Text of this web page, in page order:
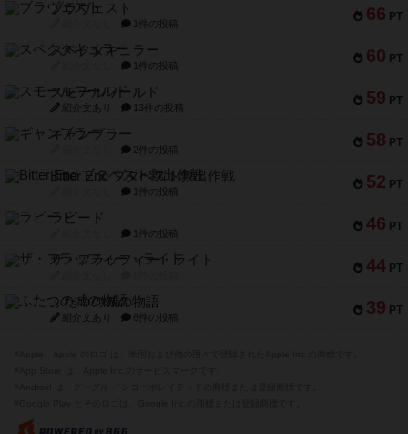
66 PT
ブラヴェスト
1件の投稿
60 PT
スペクタキュラー
1件の投稿
59 PT
スモールワールド
紹介文あり 13件の投稿
58 PT
ギャンブラー
2件の投稿
52 PT
Bitter End ブタペスト救出作戦
1件の投稿
46 PT
ラピード
1件の投稿
44 PT
ザ・フラッフィー・ライト
39 PT
ふたつの城の物語
紹介文あり 6件の投稿